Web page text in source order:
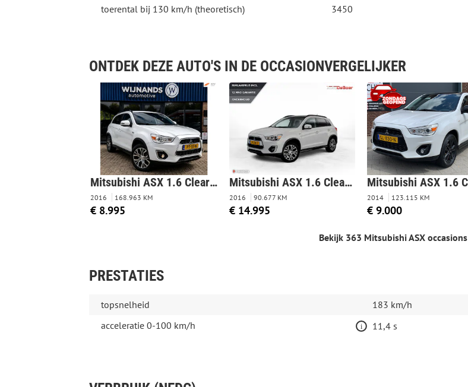
toerental bij 130 km/h (theoretisch)
3450
ONTDEK DEZE AUTO'S IN DE OCCASIONVERGELIJKER
Mitsubishi ASX 1.6 Cleartec Intense Trekhaak Stoelvw Camera
2016 168.963 KM
€ 8.995
Mitsubishi ASX 1.6 Cleartec Instyle
2016 90.677 KM
€ 14.995
2014 123.115 KM
€ 9.000
Bekijk 363 Mitsubishi ASX occasions
PRESTATIES
topsnelheid
183 km/h
acceleratie 0-100 km/h
11,4 s